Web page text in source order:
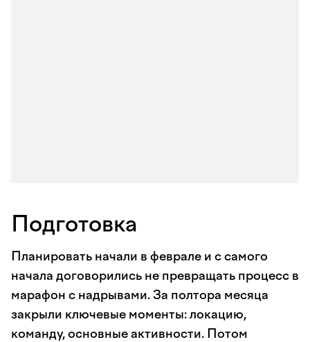
Подготовка
Планировать начали в феврале и с самого
начала договорились не превращать процесс в
марафон с надрывами. За полтора месяца
закрыли ключевые моменты: локацию,
команду, основные активности. Потом